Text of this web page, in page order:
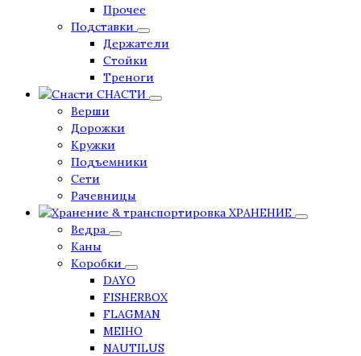
Прочее
Подставки
Держатели
Стойки
Треноги
СНАСТИ
Верши
Дорожки
Кружки
Подъемники
Сети
Рачевницы
ХРАНЕНИЕ
Ведра
Каны
Коробки
DAYO
FISHERBOX
FLAGMAN
MEIHO
NAUTILUS